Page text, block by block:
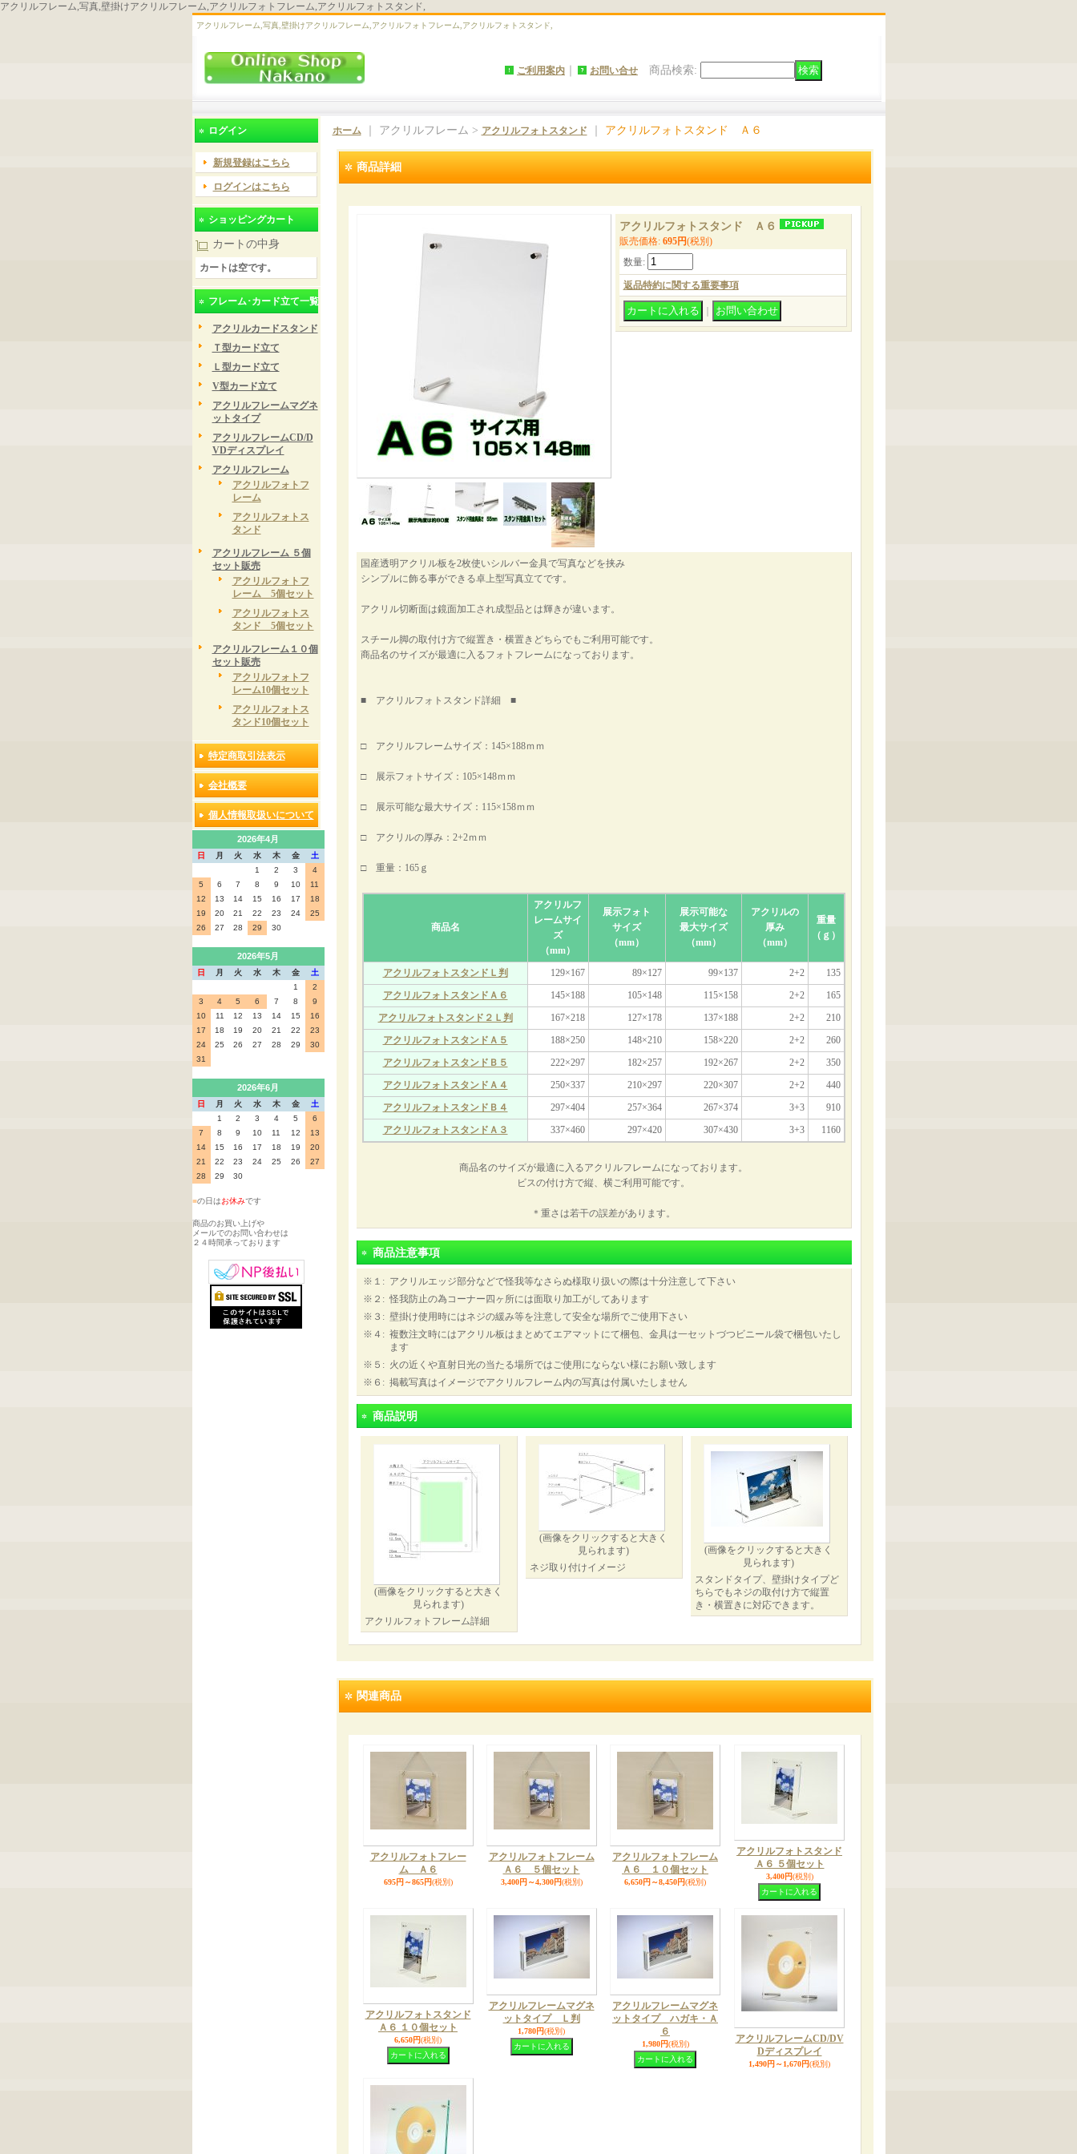
アクリルフレーム,写真,壁掛けアクリルフレーム,アクリルフォトフレーム,アクリルフォトスタンド,
アクリルフレーム,写真,壁掛けアクリルフレーム,アクリルフォトフレーム,アクリルフォトスタンド,
ご利用案内 お問い合せ 商品検索:
ログイン
新規登録はこちら
ログインはこちら
ショッピングカート
カートの中身
カートは空です。
フレーム･カード立て一覧
アクリルカードスタンド
Ｔ型カード立て
Ｌ型カード立て
V型カード立て
アクリルフレームマグネ
ットタイプ
アクリルフレームCD/D
VDディスプレイ
アクリルフレーム
アクリルフォトフ
レーム
アクリルフォトス
タンド
アクリルフレーム ５個
セット販売
アクリルフォトフ
レーム 5個セット
アクリルフォトス
タンド 5個セット
アクリルフレーム１０個
セット販売
アクリルフォトフ
レーム10個セット
アクリルフォトス
タンド10個セット
特定商取引法表示
会社概要
個人情報取扱いについて
2026年4月
日 月 火 水 木 金
土
1
2 3
4
5
6 7 8 9 10
11
12
13 14 15 16 17
18
19
20 21 22 23 24
25
26
27 28 29 30
2026年5月
日 月 火 水 木 金
土
1
2
3
4 5 6 7 8
9
10
11 12 13 14 15
16
17
18 19 20 21 22
23
24
25 26 27 28 29
30
31
2026年6月
日 月 火 水 木 金
土
1
2 3 4 5
6
7
8 9 10 11 12
13
14
15 16 17 18 19
20
21
22 23 24 25 26
27
28
29 30
■の日はお休みです
商品のお買い上げや
メールでのお問い合わせは
２４時間承っております
ホーム｜ アクリルフレーム > アクリルフォトスタンド アクリルフォトスタンド Ａ６
商品詳細
アクリルフォトスタンド Ａ６
販売価格: 695円(税別)
数量:
返品特約に関する重要事項
国産透明アクリル板を2枚使いシルバー金具で写真などを挟み
シンプルに飾る事ができる卓上型写真立てです。
アクリル切断面は鏡面加工され成型品とは輝きが違います。
スチール脚の取付け方で縦置き・横置きどちらでもご利用可能です。
商品名のサイズが最適に入るフォトフレームになっております。
■ アクリルフォトスタンド詳細 ■
□ アクリルフレームサイズ：145×188ｍｍ
□ 展示フォトサイズ：105×148ｍｍ
□ 展示可能な最大サイズ：115×158ｍｍ
□ アクリルの厚み：2+2ｍｍ
□ 重量：165ｇ
商品名
アクリルフ
レームサイ
ズ
（mm）
展示フォト
サイズ
（mm）
展示可能な
最大サイズ
（mm）
アクリルの
厚み
（mm）
重量
（ｇ）
アクリルフォトスタンドＬ判 129×167 89×127 99×137 2+2
135
アクリルフォトスタンドＡ６
145×188 105×148 115×158 2+2
165
アクリルフォトスタンド２Ｌ判
167×218 127×178 137×188 2+2
210
アクリルフォトスタンドＡ５
188×250 148×210 158×220 2+2
260
アクリルフォトスタンドＢ５
222×297 182×257 192×267 2+2
350
アクリルフォトスタンドＡ４
250×337 210×297 220×307 2+2
440
アクリルフォトスタンドＢ４
297×404 257×364 267×374 3+3
910
アクリルフォトスタンドＡ３
337×460 297×420 307×430 3+3 1160
商品名のサイズが最適に入るアクリルフレームになっております。
ビスの付け方で縦、横ご利用可能です。
＊重さは若干の誤差があります。
商品注意事項
※１ : アクリルエッジ部分などで怪我等なさらぬ様取り扱いの際は十分注意して下さい
※２ : 怪我防止の為コーナー四ヶ所には面取り加工がしてあります
※３ : 壁掛け使用時にはネジの緩み等を注意して安全な場所でご使用下さい
※４ : 複数注文時にはアクリル板はまとめてエアマットにて梱包、金具は一セットづつビニール袋で梱包いたし
ます
※５ : 火の近くや直射日光の当たる場所ではご使用にならない様にお願い致します
※６ : 掲載写真はイメージでアクリルフレーム内の写真は付属いたしません
商品説明
(画像をクリックすると大きく
見られます)
アクリルフォトフレーム詳細
(画像をクリックすると大きく
見られます)
ネジ取り付けイメージ
(画像をクリックすると大きく
見られます)
スタンドタイプ、壁掛けタイプど
ちらでもネジの取付け方で縦置
き・横置きに対応できます。
関連商品
アクリルフォトフレー
ム Ａ６
695円～865円(税別)
アクリルフォトフレーム
Ａ６ ５個セット
3,400円～4,300円(税別)
アクリルフォトフレーム
Ａ６ １０個セット
6,650円～8,450円(税別)
アクリルフォトスタンド
Ａ６ ５個セット
3,400円(税別)
アクリルフォトスタンド
Ａ６ １０個セット
6,650円(税別)
アクリルフレームマグネ
ットタイプ Ｌ判
1,780円(税別)
アクリルフレームマグネ
ットタイプ ハガキ・Ａ
６
1,980円(税別)
アクリルフレームCD/DV
Dディスプレイ
1,490円～1,670円(税別)